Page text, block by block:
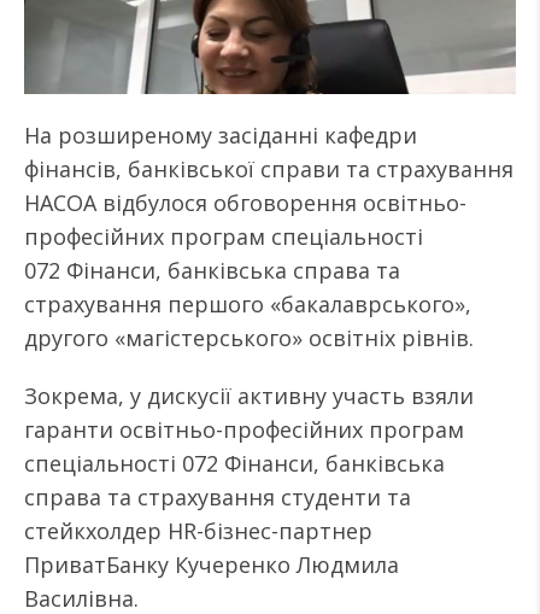
На розширеному засіданні кафедри
фінансів, банківської справи та страхування
НАСОА відбулося обговорення освітньо-
професійних програм спеціальності
072 Фінанси, банківська справа та
страхування першого «бакалаврського»,
другого «магістерського» освітніх рівнів.
Зокрема, у дискусії активну участь взяли
гаранти освітньо-професійних програм
спеціальності 072 Фінанси, банківська
справа та страхування студенти та
стейкхолдер HR-бізнес-партнер
ПриватБанку Кучеренко Людмила
Василівна.